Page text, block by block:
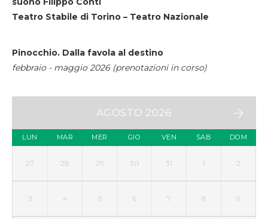
Teatro Stabile di Torino – Teatro Nazionale
Pinocchio. Dalla favola al destino
febbraio - maggio 2026 (prenotazioni in corso)
AGOSTO 2026
LUN MAR MER GIO VEN SAB DOM
27 28 29 30 31 1 2
3 4 5 6 7 8 9